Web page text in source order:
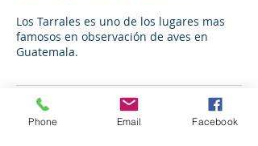
Los Tarrales es uno de los lugares mas
famosos en observación de aves en
Guatemala.
Datos de contacto
Phone Email Facebook